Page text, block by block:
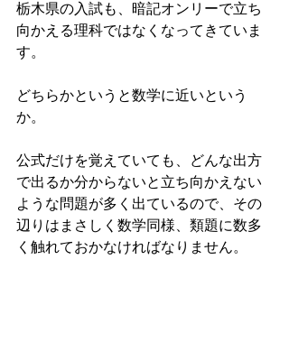
栃木県の入試も、暗記オンリーで立ち
向かえる理科ではなくなってきていま
す。
どちらかというと数学に近いという
か。
公式だけを覚えていても、どんな出方
で出るか分からないと立ち向かえない
ような問題が多く出ているので、その
辺りはまさしく数学同様、類題に数多
く触れておかなければなりません。